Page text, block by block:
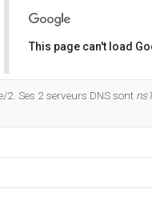
This page can't load
2. Ses 2 serveurs DNS sont